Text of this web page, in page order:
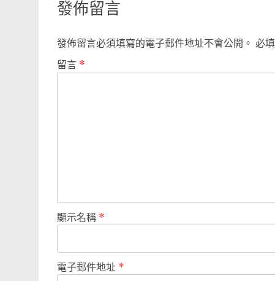
發佈留言
發佈留言必須填寫的電子郵件地址不會公開。 必
留言 *
顯示名稱 *
電子郵件地址 *